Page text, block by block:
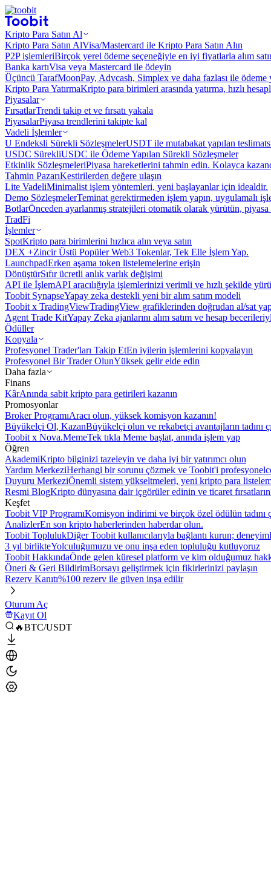
Kripto Para Satın Al
Kripto Para Satın AlVisa/Mastercard ile Kripto Para Satın Alın
P2P işlemleriBirçok yerel ödeme seçeneğiyle en iyi fiyatlarla alım
Banka kartıVisa veya Mastercard ile ödeyin
Üçüncü TarafMoonPay, Advcash, Simplex ve daha fazlası ile ödeme
Kripto Para YatırmaKripto para birimleri arasında yatırma, hızlı
Piyasalar
FırsatlarTrendi takip et ve fırsatı yakala
PiyasalarPiyasa trendlerini takipte kal
Vadeli İşlemler
U Endeksli Sürekli SözleşmelerUSDT ile mutabakat yapılan
USDC SürekliUSDC ile Ödeme Yapılan Sürekli Sözleşmeler
Etkinlik SözleşmeleriPiyasa hareketlerini tahmin edin. Kolayca
Tahmin PazarıKestirilerden değere ulaşın
Lite VadeliMinimalist işlem yöntemleri, yeni başlayanlar için idealdir.
Demo SözleşmelerTeminat gerektirmeden işlem yapın, uygulamalı
BotlarÖnceden ayarlanmış stratejileri otomatik olarak yürütün, piyasa
TradFi
İşlemler
SpotKripto para birimlerini hızlıca alın veya satın
DEX +Zincir Üstü Popüler Web3 Tokenlar, Tek Elle İşlem Yap.
LaunchpadErken aşama token listelemelerine erişin
DönüştürSıfır ücretli anlık varlık değişimi
API ile İşlemAPI aracılığıyla işlemlerinizi verimli ve hızlı şekilde
Toobit SynapseYapay zeka destekli yeni bir alım satım modeli
Toobit x TradingViewTradingView grafiklerinden doğrudan al/sat
Agent Trade KitYapay Zeka ajanlarını alım satım ve hesap
Ödüller
Kopyala
Profesyonel Trader'ları Takip EtEn iyilerin işlemlerini kopyalayın
Profesyonel Bir Trader OlunYüksek gelir elde edin
Daha fazla
Finans
KârAnında sabit kripto para getirileri kazanın
Promosyonlar
Broker ProgramıAracı olun, yüksek komisyon kazanın!
Büyükelçi Ol, KazanBüyükelçi olun ve rekabetçi avantajların tadını
Toobit x Nova.MemeTek tıkla Meme başlat, anında işlem yap
Öğren
AkademiKripto bilginizi tazeleyin ve daha iyi bir yatırımcı olun
Yardım MerkeziHerhangi bir sorunu çözmek ve Toobit'i
Duyuru MerkeziÖnemli sistem yükseltmeleri, yeni kripto para
Resmi BlogKripto dünyasına dair içgörüler edinin ve ticaret
Keşfet
Toobit VIP ProgramıKomisyon indirimi ve birçok özel ödülün tadını
AnalizlerEn son kripto haberlerinden haberdar olun.
Toobit ToplulukDiğer Toobit kullanıcılarıyla bağlantı kurun;
3 yıl birlikteYolculuğumuzu ve onu inşa eden topluluğu kutluyoruz
Toobit HakkındaÖnde gelen küresel platform ve kim olduğumuz
Öneri & Geri BildirimBorsayı geliştirmek için fikirlerinizi paylaşın
Rezerv Kanıtı%100 rezerv ile güven inşa edilir
Oturum Aç
Kayıt Ol
🔥BTC/USDT